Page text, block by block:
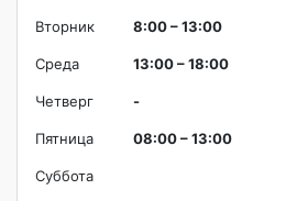
Вторник 8:00 – 13:00
Среда 13:00 – 18:00
Четверг -
Пятница 08:00 – 13:00
Суббота